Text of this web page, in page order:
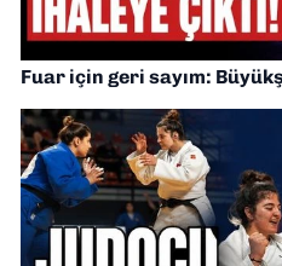
Fuar için geri sayım: